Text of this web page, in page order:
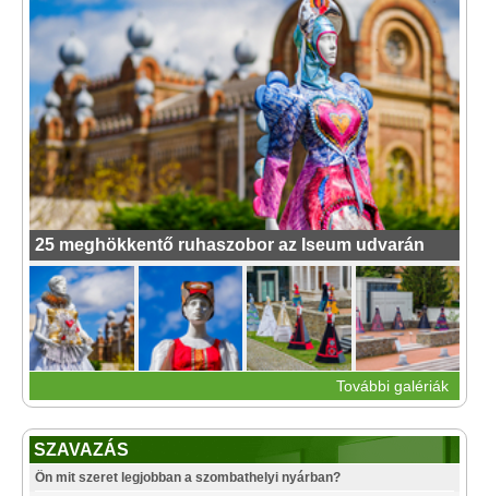
25 meghökkentő ruhaszobor az Iseum udvarán
További galériák
SZAVAZÁS
Ön mit szeret legjobban a szombathelyi nyárban?